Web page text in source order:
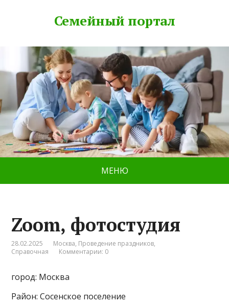
Семейный портал
МЕНЮ
Zoom, фотостудия
28.02.2025 Москва, Проведение праздников,
Справочная
Комментарии: 0
город: Москва
Район: Сосенское поселение